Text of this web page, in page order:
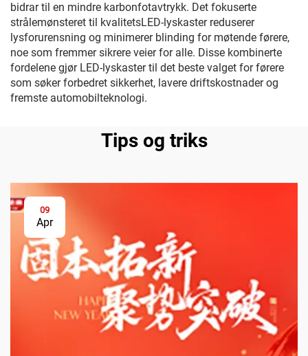
bidrar til en mindre karbonfotavtrykk. Det fokuserte
strålemønsteret til kvalitetsLED-lyskaster reduserer
lysforurensning og minimerer blinding for møtende førere,
noe som fremmer sikrere veier for alle. Disse kombinerte
fordelene gjør LED-lyskaster til det beste valget for førere
som søker forbedret sikkerhet, lavere driftskostnader og
fremste automobilteknologi.
Tips og triks
09
Apr